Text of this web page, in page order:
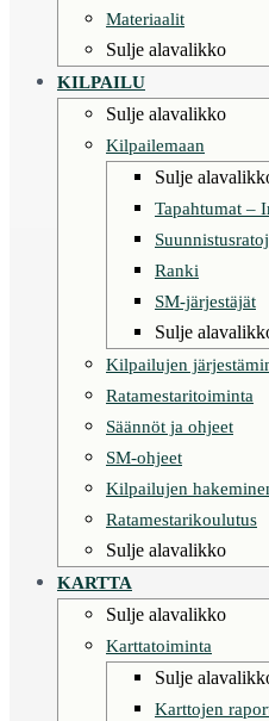
Materiaalit
Sulje alavalikko
KILPAILU
Sulje alavalikko
Kilpailemaan
Sulje
Tapahtumat –
Ranki
SM-järjestäjät
Sulje
Kilpailujen
Ratamestaritoiminta
Säännöt ja ohjeet
SM-ohjeet
Kilpailujen
Ratamestarikoulutus
Sulje alavalikko
KARTTA
Sulje alavalikko
Karttatoiminta
Sulje
Karttojen